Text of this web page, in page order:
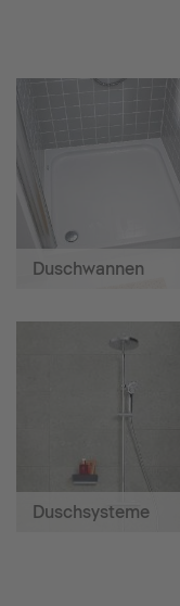
Duschwannen
Duschsysteme